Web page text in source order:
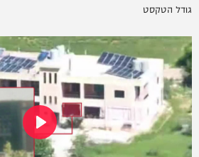
גודל הטקסט